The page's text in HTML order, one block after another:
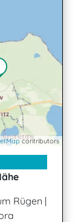
contributors
Rügen |